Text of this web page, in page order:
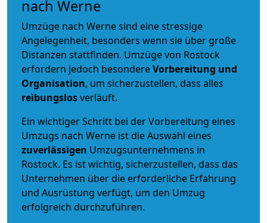
nach Werne
Umzüge nach Werne sind eine stressige
Angelegenheit, besonders wenn sie über große
Distanzen stattfinden. Umzüge von Rostock
erfordern jedoch besondereVorbereitung und
Organisation, um sicherzustellen, dass alles
reibungslosverläuft.
Ein wichtiger Schritt bei der Vorbereitung eines
Umzugs nach Werne ist die Auswahl eines
zuverlässigen Umzugsunternehmens in
Rostock. Es ist wichtig, sicherzustellen, dass das
Unternehmen über die erforderliche Erfahrung
und Ausrüstung verfügt, um den Umzug
erfolgreich durchzuführen.